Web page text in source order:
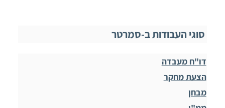
סוגי העבודות ב-סמרטר
דו"ח מעבדה
הצעת מחקר
מבחן